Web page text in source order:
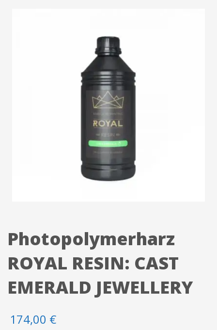
Photopolymerharz
ROYAL RESIN: CAST
EMERALD JEWELLERY
174,00 €